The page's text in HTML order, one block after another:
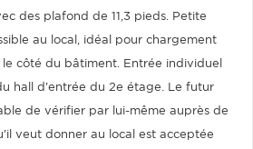
des plafond de 11,3 pieds. Petite
au local, idéal pour chargement
côté du bâtiment. Entrée individuel
hall d'entrée du 2e étage. Le futur
de vérifier par lui-même auprès de
veut donner au local est acceptée